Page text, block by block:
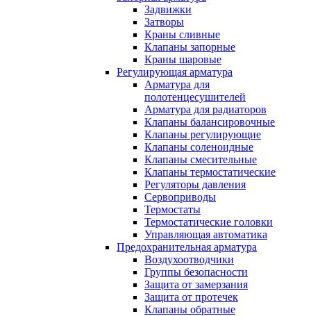
Задвижки
Затворы
Краны сливные
Клапаны запорные
Краны шаровые
Регулирующая арматура
Арматура для
полотенцесушителей
Арматура для радиаторов
Клапаны балансировочные
Клапаны регулирующие
Клапаны соленоидные
Клапаны смесительные
Клапаны термостатические
Регуляторы давления
Сервоприводы
Термостаты
Термостатические головки
Управляющая автоматика
Предохранительная арматура
Воздухоотводчики
Группы безопасности
Защита от замерзания
Защита от протечек
Клапаны обратные